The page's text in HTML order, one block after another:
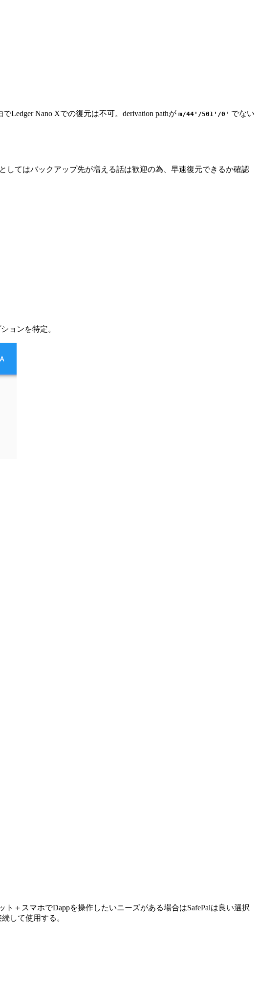
Ledger Nano Xでの復元は不可。derivation pathが m/44'/501'/0' でない
してはバックアップ先が増える話は歓迎の為、早速復元できるか確認
ョンを特定。
＋スマホでDappを操作したいニーズがある場合はSafePalは良い選択
して使用する。